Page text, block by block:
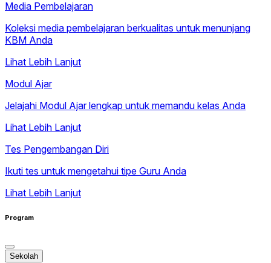
Media Pembelajaran
Koleksi media pembelajaran berkualitas untuk menunjang
KBM Anda
Lihat Lebih Lanjut
Modul Ajar
Jelajahi Modul Ajar lengkap untuk memandu kelas Anda
Lihat Lebih Lanjut
Tes Pengembangan Diri
Ikuti tes untuk mengetahui tipe Guru Anda
Lihat Lebih Lanjut
Program
Sekolah